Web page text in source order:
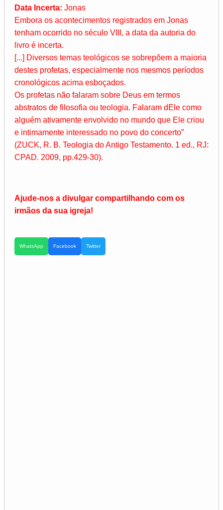
Data Incerta: Jonas
Embora os acontecimentos registrados em Jonas
tenham ocorrido no século VIII, a data da autoria do
livro é incerta.
[...] Diversos temas teológicos se sobrepõem a maioria
destes profetas, especialmente nos mesmos períodos
cronológicos acima esboçados.
Os profetas não falaram sobre Deus em termos
abstratos de filosofia ou teologia. Falaram dEle como
alguém ativamente envolvido no mundo que Ele criou
e intimamente interessado no povo do concerto”
(ZUCK, R. B. Teologia do Antigo Testamento. 1 ed., RJ:
CPAD. 2009, pp.429-30).
Ajude-nos a divulgar compartilhando com os
irmãos da sua igreja!
WhatsApp Facebook Twitter